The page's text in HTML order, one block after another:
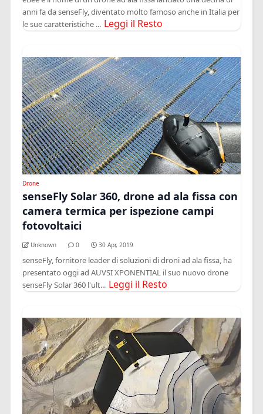
anni fa da senseFly, diventato molto famoso anche in Italia per
le sue caratteristiche ... Leggi il Resto
Drone
senseFly Solar 360, drone ad ala fissa con
camera termica per ispezione campi
fotovoltaici
Unknown 0 30 Apr, 2019
senseFly, fornitore leader di soluzioni di droni ad ala fissa, ha
presentato oggi ad AUVSI XPONENTIAL il suo nuovo drone
senseFly Solar 360 l'ult... Leggi il Resto